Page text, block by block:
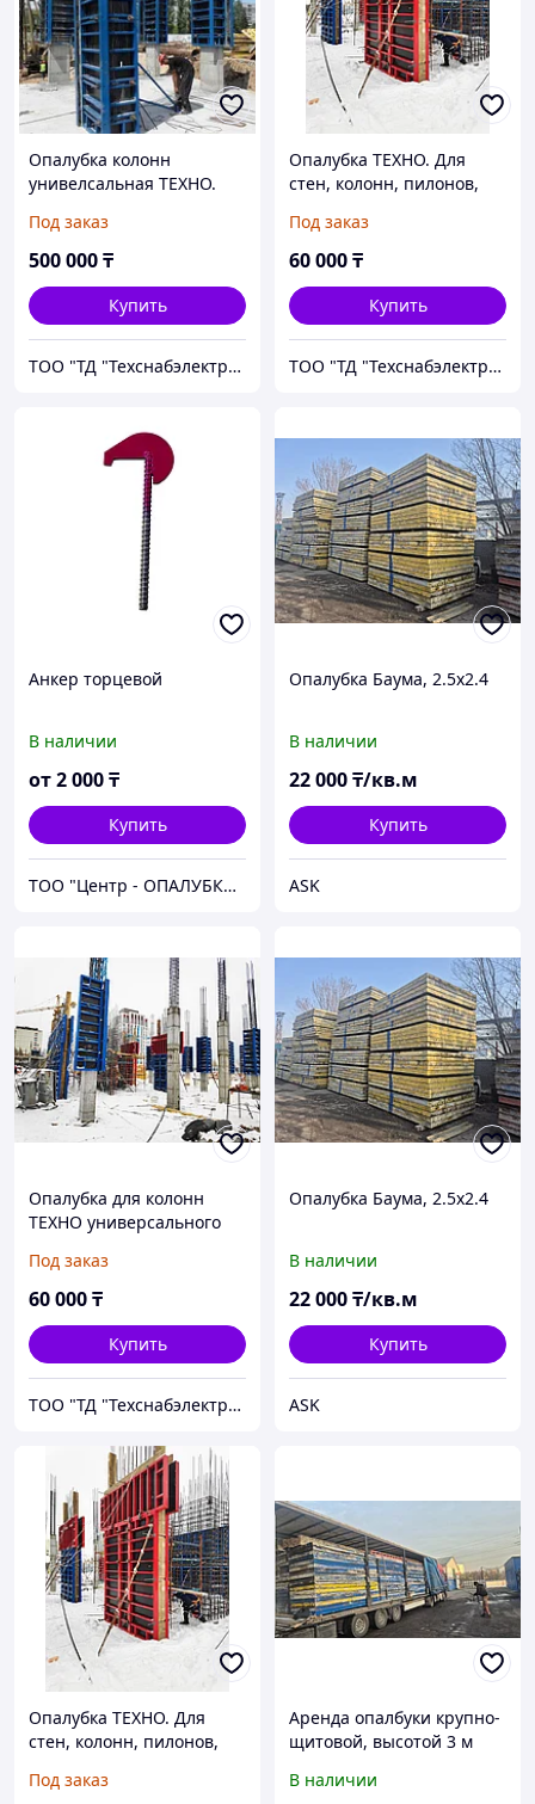
Опалубка колонн
унивелсальная ТЕХНО.
Под заказ
500 000₸
Купить
ТОО "ТД "Техснабэлектрикс"
Опалубка ТЕХНО. Для
стен, колонн, пилонов,
Производство Россия
Под заказ
60 000₸
Купить
ТОО "ТД "Техснабэлектрикс"
Анкер торцевой
В наличии
от2 000₸
Купить
ТОО "Центр - ОПАЛУБКИ 01"
Опалубка Баума, 2.5х2.4
В наличии
22 000₸/кв.м
Купить
ASK
Опалубка для колонн
ТЕХНО универсального
Россия.
Под заказ
60 000₸
Купить
ТОО "ТД "Техснабэлектрикс"
Опалубка Баума, 2.5х2.4
В наличии
22 000₸/кв.м
Купить
ASK
Опалубка ТЕХНО. Для
стен, колонн, пилонов,
Производство Россия.
Под заказ
Аренда опалбуки крупно-
щитовой, высотой 3 м
В наличии